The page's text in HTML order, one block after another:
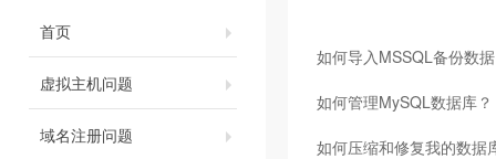
首页
虚拟主机问题
域名注册问题
如何导入MSSQL备份数
如何管理MySQL数据库？
如何压缩和修复我的数据